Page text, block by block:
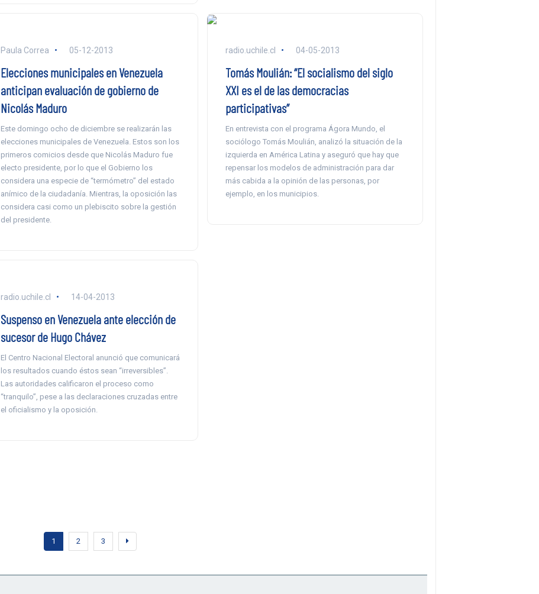
Paula Correa 05-12-2013
Elecciones municipales en Venezuela
anticipan evaluación de gobierno de
Nicolás Maduro
Este domingo ocho de diciembre se realizarán las
elecciones municipales de Venezuela. Estos son los
primeros comicios desde que Nicolás Maduro fue
electo presidente, por lo que el Gobierno los
considera una especie de “termómetro” del estado
anímico de la ciudadanía. Mientras, la oposición las
considera casi como un plebiscito sobre la gestión
del presidente.
radio.uchile.cl 04-05-2013
Tomás Moulián: “El socialismo del siglo
XXI es el de las democracias
participativas”
En entrevista con el programa Ágora Mundo, el
sociólogo Tomás Moulián, analizó la situación de la
izquierda en América Latina y aseguró que hay que
repensar los modelos de administración para dar
más cabida a la opinión de las personas, por
ejemplo, en los municipios.
radio.uchile.cl 14-04-2013
Suspenso en Venezuela ante elección de
sucesor de Hugo Chávez
El Centro Nacional Electoral anunció que comunicará
los resultados cuando éstos sean “irreversibles”.
Las autoridades calificaron el proceso como
“tranquilo”, pese a las declaraciones cruzadas entre
el oficialismo y la oposición.
1 2 3